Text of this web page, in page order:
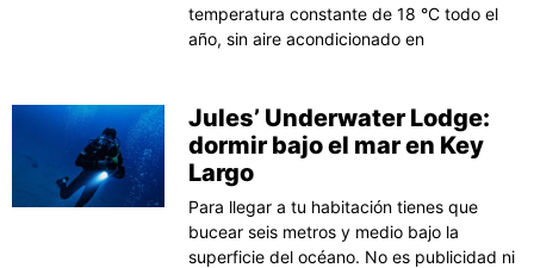
temperatura constante de 18 °C todo el
año, sin aire acondicionado en
Jules’ Underwater Lodge:
dormir bajo el mar en Key
Largo
Para llegar a tu habitación tienes que
bucear seis metros y medio bajo la
superficie del océano. No es publicidad ni